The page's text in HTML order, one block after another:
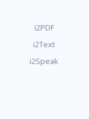
i2PDF
i2Text
i2Speak